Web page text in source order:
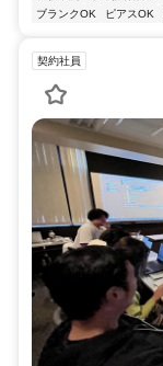
ブランクOK
ピアスOK
契約社員